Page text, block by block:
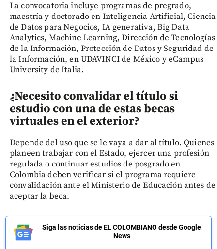
La convocatoria incluye programas de pregrado,
maestría y doctorado en Inteligencia Artificial, Ciencia
de Datos para Negocios, IA generativa, Big Data
Analytics, Machine Learning, Dirección de Tecnologías
de la Información, Protección de Datos y Seguridad de
la Información, en UDAVINCI de México y eCampus
University de Italia.
¿Necesito convalidar el título si
estudio con una de estas becas
virtuales en el exterior?
Depende del uso que se le vaya a dar al título. Quienes
planeen trabajar con el Estado, ejercer una profesión
regulada o continuar estudios de posgrado en
Colombia deben verificar si el programa requiere
convalidación ante el Ministerio de Educación antes de
aceptar la beca.
Siga las noticias de EL COLOMBIANO desde Google
News